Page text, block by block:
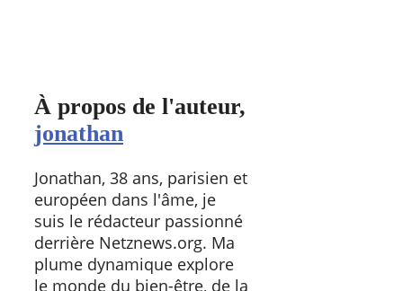
À propos de l'auteur,
jonathan
Jonathan, 38 ans, parisien et
européen dans l'âme, je
suis le rédacteur passionné
derrière Netznews.org. Ma
plume dynamique explore
le monde du bien-être, de la